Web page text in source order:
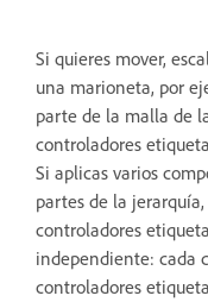
Si quieres mover,
una marioneta, por
parte de la malla de
controladores
Si aplicas varios
partes de la
controladores
independiente: cada
controladores